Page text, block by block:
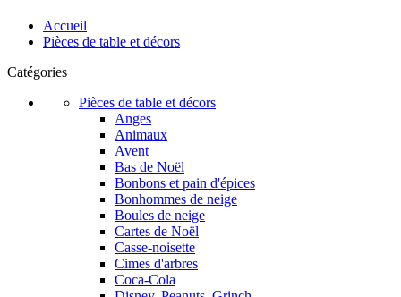
Accueil
Pièces de table et décors
Catégories
Pièces de table et décors
Anges
Animaux
Avent
Bas de Noël
Bonbons et pain d'épices
Bonhommes de neige
Boules de neige
Cartes de Noël
Casse-noisette
Cimes d'arbres
Coca-Cola